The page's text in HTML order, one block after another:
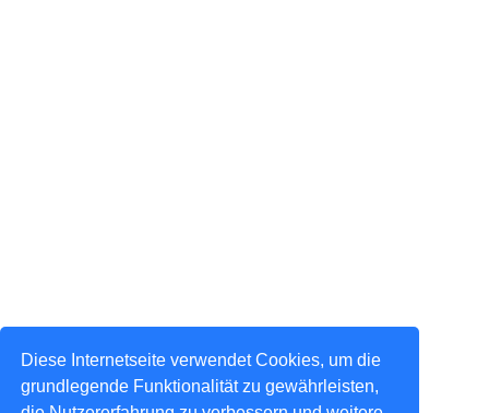
Diese Internetseite verwendet Cookies, um die
grundlegende Funktionalität zu gewährleisten,